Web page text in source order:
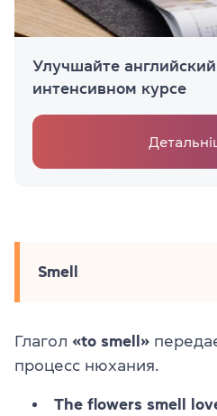
Улучшайте
интенсивном курсе
Smell
Глагол «to smell»
процесс нюхания.
The flowers smell